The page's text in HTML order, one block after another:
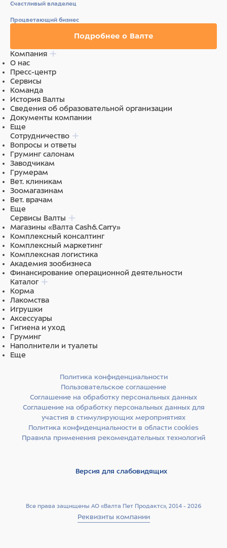
Состав
Счастливый владелец
Процветающий бизнес
Подробнее о Валте
Компания
О нас
Пресс-центр
Сервисы
Команда
История Валты
Сведения об образовательной организации
Документы компании
Еще
Сотрудничество
Вопросы и ответы
Груминг салонам
Заводчикам
Грумерам
Вет. клиникам
Зоомагазинам
Вет. врачам
Еще
Сервисы Валты
Магазины «Валта Cash&Carry»
Комплексный консалтинг
Комплексный маркетинг
Комплексная логистика
Академия зообизнеса
Финансирование операционной деятельности
Каталог
Корма
Лакомства
Игрушки
Аксессуары
Гигиена и уход
Груминг
Наполнители и туалеты
Еще
Все права защищены АО «Валта Пет Продактс», 2014 - 2026
Реквизиты компании
Политика конфиденциальности
Пользовательское соглашение
Соглашение на обработку персональных данных
Соглашение на обработку персональных данных для
участия в стимулирующих мероприятиях
Политика конфиденциальности в области cookies
Правила применения рекомендательных технологий
Версия для слабовидящих